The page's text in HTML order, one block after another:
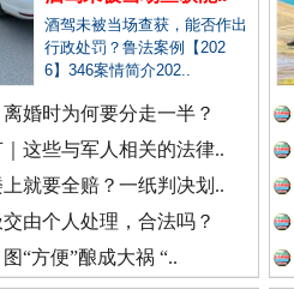
国
国
生态调度“流量密码”
酒驾未被当场查获，能否作出
行政处罚？鲁法案例【202
6】346案情简介202..
婚时为何要分走一半？
这些与军人相关的法律..
就要全赔？一纸判决划..
由个人处理，合法吗？
“方便”酿成大祸 “..